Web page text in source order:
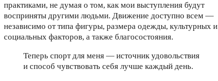
практиками, не думая о том, как мои выступления будут
восприняты другими людьми. Движение доступно всем —
независимо от типа фигуры, размера одежды, культурных и
социальных факторов, а также благосостояния.
Теперь спорт для меня — источник удовольствия
и способ чувствовать себя лучше каждый день.